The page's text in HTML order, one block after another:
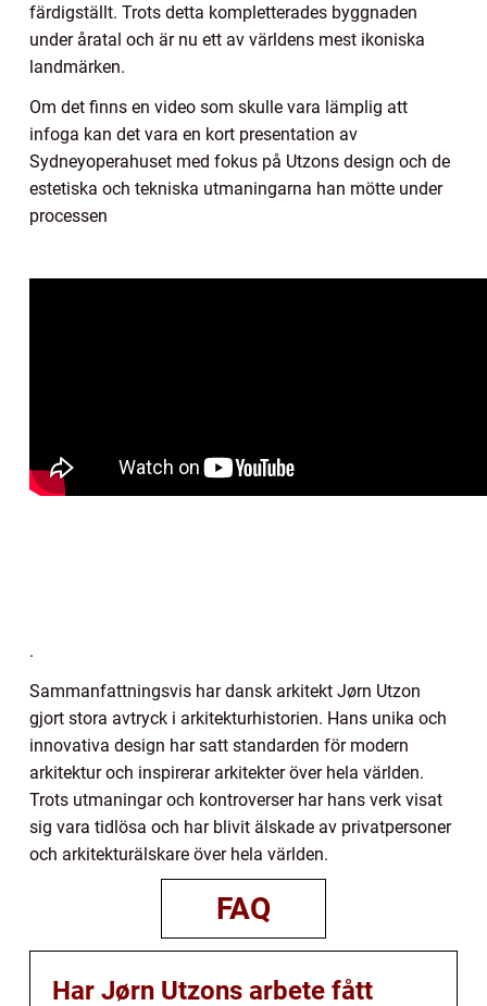
färdigställt. Trots detta kompletterades byggnaden
under åratal och är nu ett av världens mest ikoniska
landmärken.
Om det finns en video som skulle vara lämplig att
infoga kan det vara en kort presentation av
Sydneyoperahuset med fokus på Utzons design och de
estetiska och tekniska utmaningarna han mötte under
processen
.
Sammanfattningsvis har dansk arkitekt Jørn Utzon
gjort stora avtryck i arkitekturhistorien. Hans unika och
innovativa design har satt standarden för modern
arkitektur och inspirerar arkitekter över hela världen.
Trots utmaningar och kontroverser har hans verk visat
sig vara tidlösa och har blivit älskade av privatpersoner
och arkitekturälskare över hela världen.
FAQ
Har Jørn Utzons arbete fått